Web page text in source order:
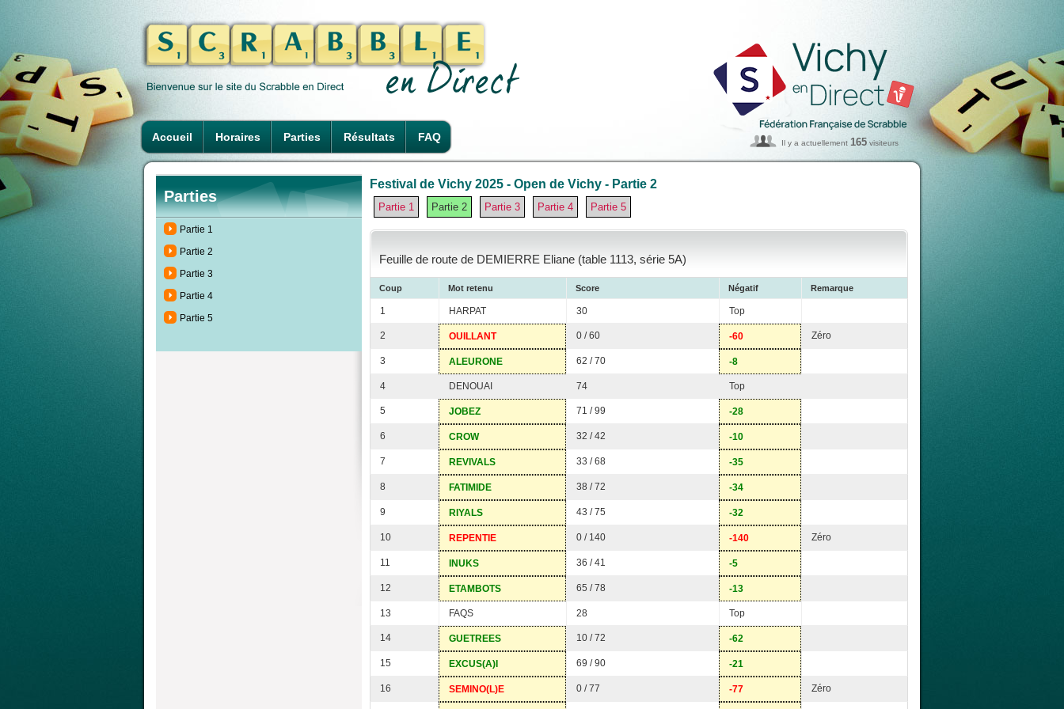
Accueil Horaires Parties Résultats FAQ Il y a actuellement 165 visiteurs
Parties
Partie 1
Partie 2
Partie 3
Partie 4
Partie 5
Festival de Vichy 2025 - Open de Vichy - Partie 2
Partie 1 Partie 2 Partie 3 Partie 4 Partie 5
Feuille de route de DEMIERRE Eliane (table 1113, série 5A)
Coup Mot retenu Score Négatif Remarque
1 HARPAT 30 Top
2 OUILLANT 0 / 60 -60 Zéro
3 ALEURONE 62 / 70 -8
4 DENOUAI 74 Top
5 JOBEZ 71 / 99 -28
6 CROW 32 / 42 -10
7 REVIVALS 33 / 68 -35
8 FATIMIDE 38 / 72 -34
9 RIYALS 43 / 75 -32
10 REPENTIE 0 / 140 -140 Zéro
11 INUKS 36 / 41 -5
12 ETAMBOTS 65 / 78 -13
13 FAQS 28 Top
14 GUETREES 10 / 72 -62
15 EXCUS(A)I 69 / 90 -21
16 SEMINO(L)E 0 / 77 -77 Zéro